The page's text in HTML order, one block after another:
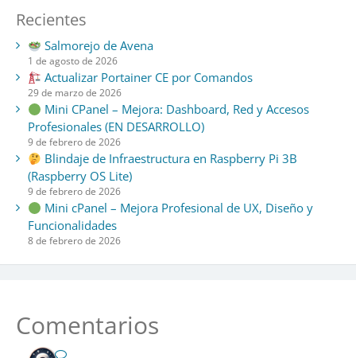
Recientes
Salmorejo de Avena
1 de agosto de 2026
Actualizar Portainer CE por Comandos
29 de marzo de 2026
Mini CPanel – Mejora: Dashboard, Red y Accesos
Profesionales (EN DESARROLLO)
9 de febrero de 2026
Blindaje de Infraestructura en Raspberry Pi 3B
(Raspberry OS Lite)
9 de febrero de 2026
Mini cPanel – Mejora Profesional de UX, Diseño y
Funcionalidades
8 de febrero de 2026
Comentarios